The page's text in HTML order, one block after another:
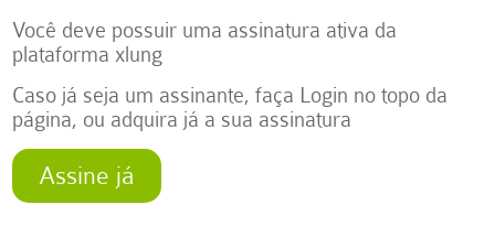
Você deve possuir uma assinatura ativa da
plataforma xlung
Caso já seja um assinante, faça Login no topo da
página, ou adquira já a sua assinatura
Assine já